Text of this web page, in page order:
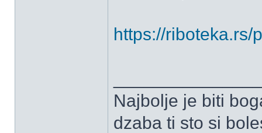
https://riboteka.rs/
Najbolje je biti
dzaba ti sto si